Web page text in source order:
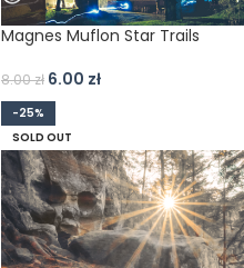
Magnes Muflon Star Trails
8.00zł 6.00 zł
-25%
SOLD OUT